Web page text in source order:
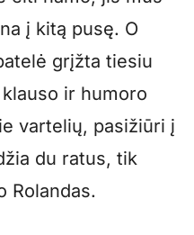
į kitą pusę. O
grįžta tiesiu
ir humoro
vartelių, pasižiūri į
du ratus, tik
Rolandas.